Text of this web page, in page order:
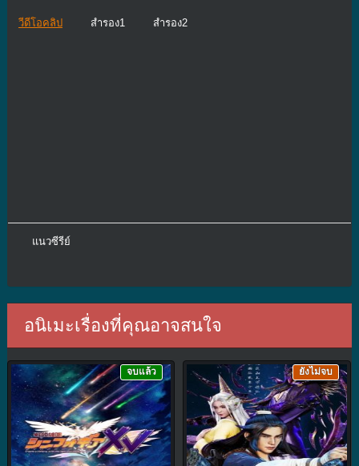
วีดีโอคลิป สำรอง1 สำรอง2
แนวซีรีย์
อนิเมะเรื่องที่คุณอาจสนใจ
จบแล้ว ยังไม่จบ